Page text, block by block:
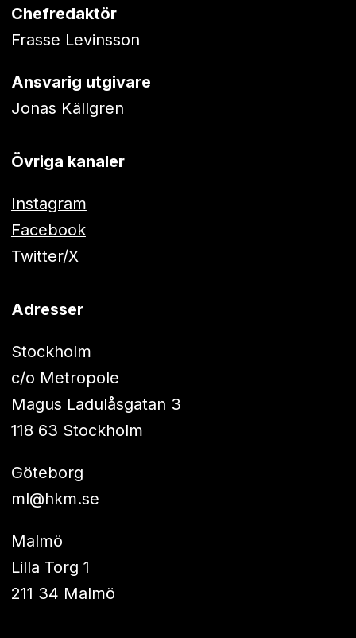
Chefredaktör
Frasse Levinsson
Ansvarig utgivare
Jonas Källgren
Övriga kanaler
Instagram
Facebook
Twitter/X
Adresser
Stockholm
c/o Metropole
Magus Ladulåsgatan 3
118 63 Stockholm
Göteborg
ml@hkm.se
Malmö
Lilla Torg 1
211 34 Malmö